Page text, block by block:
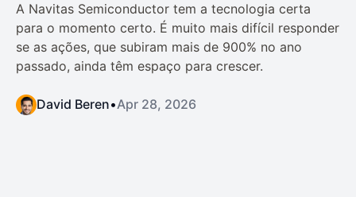
A Navitas Semiconductor tem a tecnologia certa
para o momento certo. É muito mais difícil responder
se as ações, que subiram mais de 900% no ano
passado, ainda têm espaço para crescer.
David Beren•Apr 28, 2026